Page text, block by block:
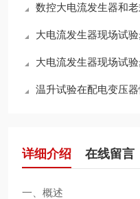
数控大电流发生器和
大电流发生器现场试
大电流发生器现场试
温升试验在配电变压
详细介绍 在线留言
一、概述